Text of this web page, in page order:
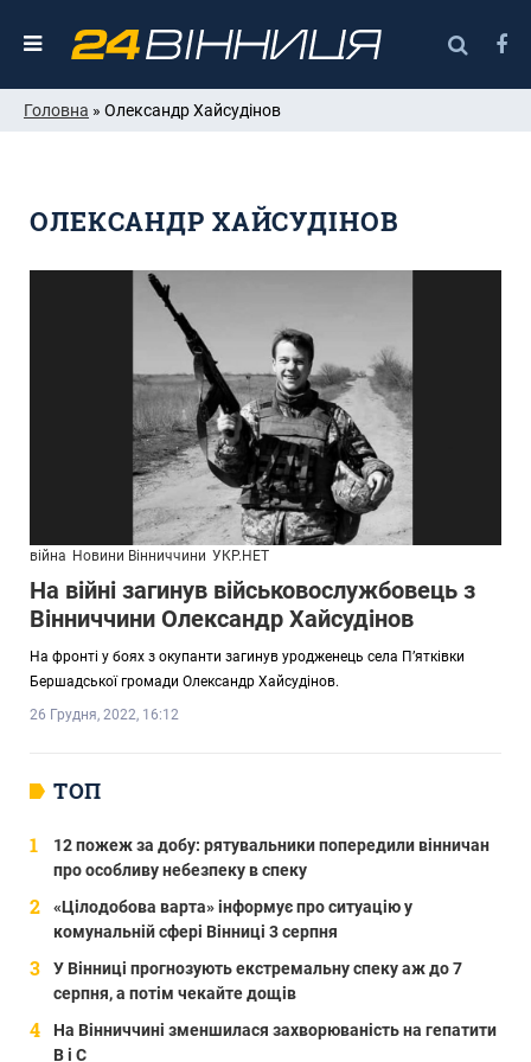
Головна » Олександр Хайсудінов
ОЛЕКСАНДР ХАЙСУДІНОВ
війна Новини Вінниччини УКР.НЕТ
На війні загинув військовослужбовець з
Вінниччини Олександр Хайсудінов
На фронті у боях з окупанти загинув уродженець села П’ятківки
Бершадської громади Олександр Хайсудінов.
26 Грудня, 2022, 16:12
ТОП
12 пожеж за добу: рятувальники попередили вінничан
про особливу небезпеку в спеку
«Цілодобова варта» інформує про ситуацію у
комунальній сфері Вінниці 3 серпня
У Вінниці прогнозують екстремальну спеку аж до 7
серпня, а потім чекайте дощів
На Вінниччині зменшилася захворюваність на гепатити
В і С